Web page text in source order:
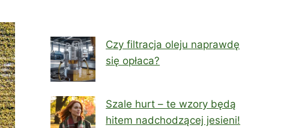
Czy filtracja oleju naprawdę
się opłaca?
Szale hurt – te wzory będą
hitem nadchodzącej jesieni!